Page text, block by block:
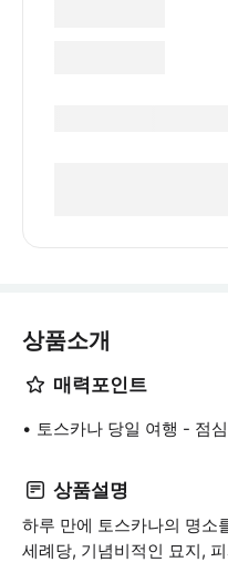
상품소개
매력포인트
토스카나 당일 여행 - 점
상품설명
하루 만에 토스카나의 명소
세례당, 기념비적인 묘지,